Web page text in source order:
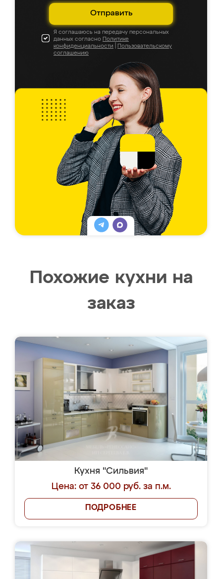
Отправить
Я соглашаюсь на передачу персональных
данных согласно Политике
конфиденциальности
Пользовательскому
соглашению
Похожие кухни на
заказ
Кухня "Сильвия"
Цена: от 36 000 руб. за п.м.
ПОДРОБНЕЕ